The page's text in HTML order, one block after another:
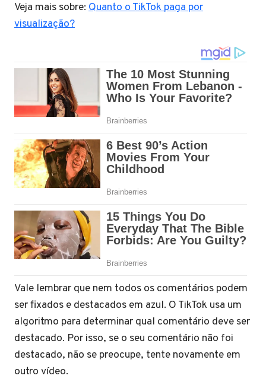
Veja mais sobre: Quanto o TikTok paga por
visualização?
Vale lembrar que nem todos os comentários podem
ser fixados e destacados em azul. O TikTok usa um
algoritmo para determinar qual comentário deve ser
destacado. Por isso, se o seu comentário não foi
destacado, não se preocupe, tente novamente em
outro vídeo.